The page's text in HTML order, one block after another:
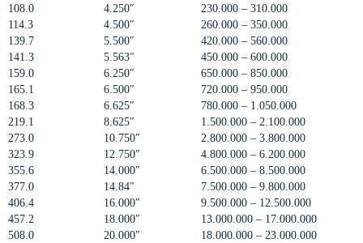
108.0
4.250″
230.000 – 310.000
114.3
4.500″
260.000 – 350.000
139.7
5.500″
420.000 – 560.000
141.3
5.563″
450.000 – 600.000
159.0
6.250″
650.000 – 850.000
165.1
6.500″
720.000 – 950.000
168.3
6.625″
780.000 – 1.050.000
219.1
8.625″
1.500.000 – 2.100.000
273.0
10.750″
2.800.000 – 3.800.000
323.9
12.750″
4.800.000 – 6.200.000
355.6
14.000″
6.500.000 – 8.500.000
377.0
14.84″
7.500.000 – 9.800.000
406.4
16.000″
9.500.000 – 12.500.000
457.2
18.000″
13.000.000 – 17.000.000
508.0
20.000″
18.000.000 – 23.000.000